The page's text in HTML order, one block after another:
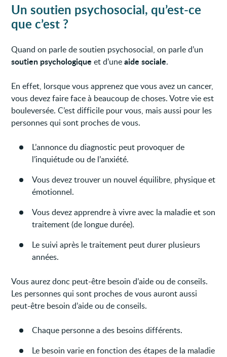
Un soutien psychosocial, qu’est-ce
que c’est ?
Quand on parle de soutien psychosocial, on parle d’un
soutien psychologique et d’uneaide sociale.
En effet, lorsque vous apprenez que vous avez un cancer,
vous devez faire face à beaucoup de choses. Votre vie est
bouleversée. C’est difficile pour vous, mais aussi pour les
personnes qui sont proches de vous.
L’annonce du diagnostic peut provoquer de
l’inquiétude ou de l’anxiété.
Vous devez trouver un nouvel équilibre, physique et
émotionnel.
Vous devez apprendre à vivre avec la maladie et son
traitement (de longue durée).
Le suivi après le traitement peut durer plusieurs
années.
Vous aurez donc peut-être besoin d’aide ou de conseils.
Les personnes qui sont proches de vous auront aussi
peut-être besoin d’aide ou de conseils.
Chaque personne a des besoins différents.
Le besoin varie en fonction des étapes de la maladie